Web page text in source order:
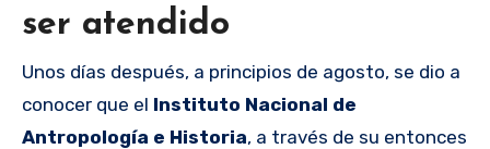
ser atendido
Unos días después, a principios de agosto, se dio a
conocer que el Instituto Nacional de
Antropología e Historia, a través de su entonces